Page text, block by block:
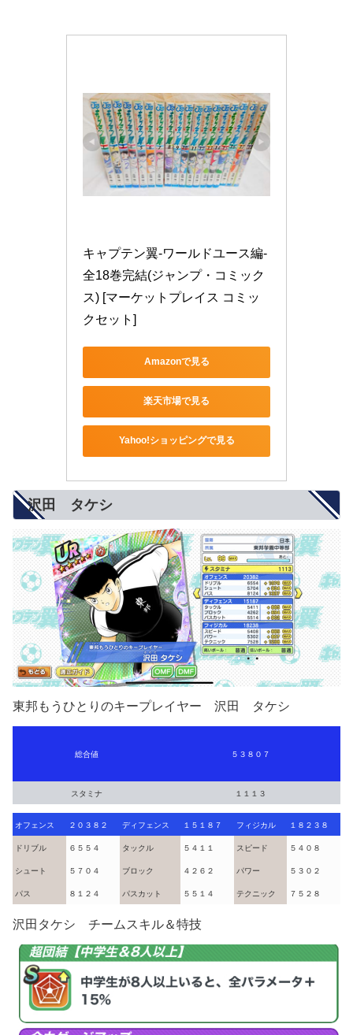
キャプテン翼-ワールドユース編-
全18巻完結(ジャンプ・コミック
ス) [マーケットプレイス コミッ
クセット]
Amazonで見る
楽天市場で見る
Yahoo!ショッピングで見る
沢田 タケシ
東邦もうひとりのキープレイヤー 沢田 タケシ
総合値 ５３８０７
スタミナ １１１３
オフェンス ２０３８２ ディフェンス １５１８７ フィジカル １８２３８
ドリブル ６５５４ タックル ５４１１ スピード ５４０８
シュート ５７０４ ブロック ４２６２ パワー ５３０２
パス ８１２４ パスカット ５５１４ テクニック ７５２８
沢田タケシ チームスキル＆特技